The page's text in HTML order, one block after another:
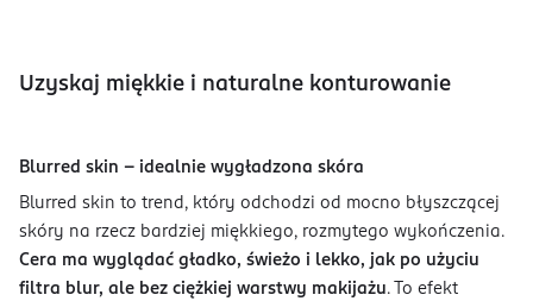
Uzyskaj miękkie i naturalne konturowanie
Blurred skin – idealnie wygładzona skóra
Blurred skin to trend, który odchodzi od mocno błyszczącej
skóry na rzecz bardziej miękkiego, rozmytego wykończenia.
Cera ma wyglądać gładko, świeżo i lekko, jak po użyciu
filtra blur, ale bez ciężkiej warstwy makijażu. To efekt